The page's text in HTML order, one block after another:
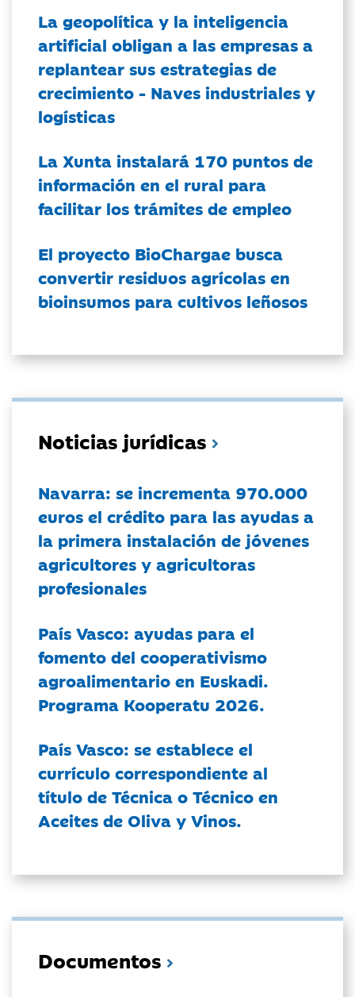
La geopolítica y la inteligencia
artificial obligan a las empresas a
replantear sus estrategias de
crecimiento - Naves industriales y
logísticas
La Xunta instalará 170 puntos de
información en el rural para
facilitar los trámites de empleo
El proyecto BioChargae busca
convertir residuos agrícolas en
bioinsumos para cultivos leñosos
Noticias jurídicas
Navarra: se incrementa 970.000
euros el crédito para las ayudas a
la primera instalación de jóvenes
agricultores y agricultoras
profesionales
País Vasco: ayudas para el
fomento del cooperativismo
agroalimentario en Euskadi.
Programa Kooperatu 2026.
País Vasco: se establece el
currículo correspondiente al
título de Técnica o Técnico en
Aceites de Oliva y Vinos.
Documentos